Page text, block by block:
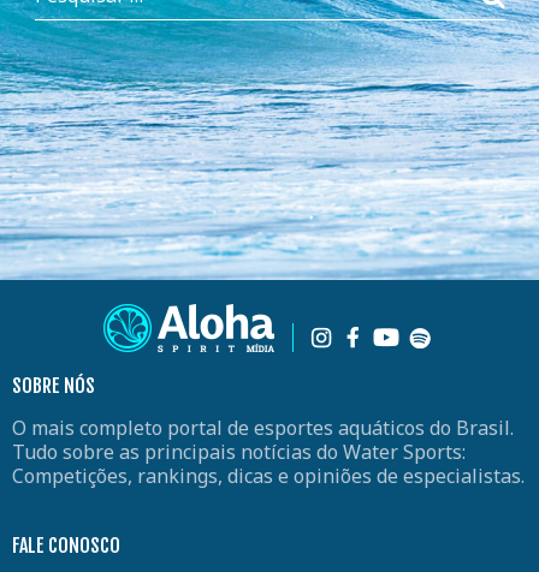
SOBRE NÓS
O mais completo portal de esportes aquáticos do Brasil.
Tudo sobre as principais notícias do Water Sports:
Competições, rankings, dicas e opiniões de especialistas.
FALE CONOSCO